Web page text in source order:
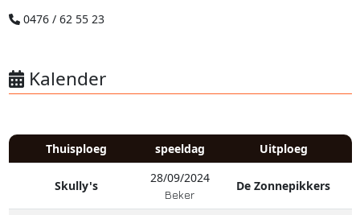
0476 / 62 55 23
Kalender
Thuisploeg speeldag Uitploeg
Skully's
28/09/2024
Beker
De Zonnepikkers